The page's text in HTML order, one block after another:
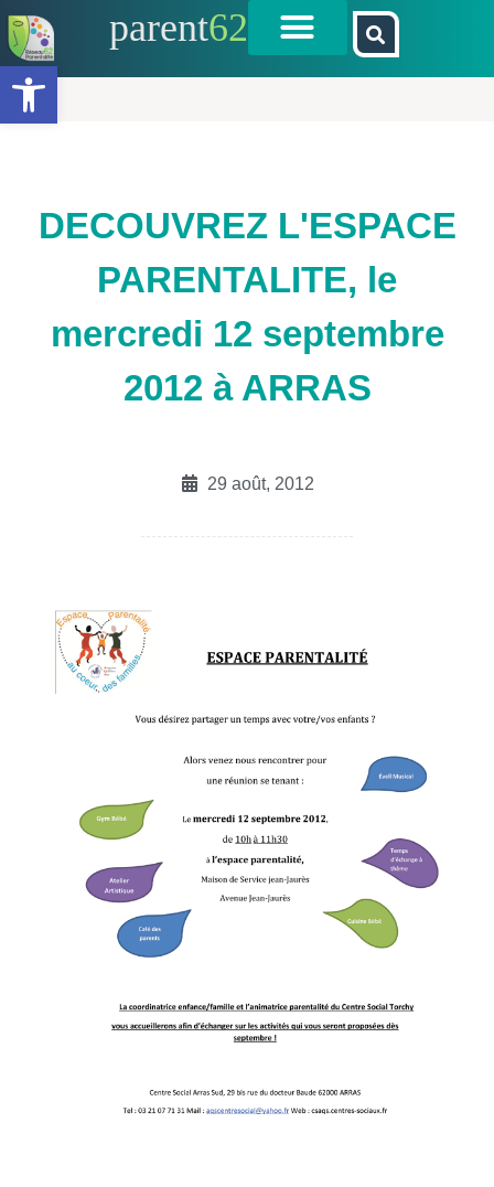
Ouvrir la barre d’outils
parent62
DECOUVREZ L'ESPACE
PARENTALITE, le
mercredi 12 septembre
2012 à ARRAS
29 août, 2012